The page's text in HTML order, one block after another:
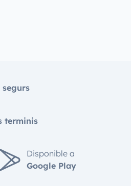
segurs
terminis
Disponible a
Google Play